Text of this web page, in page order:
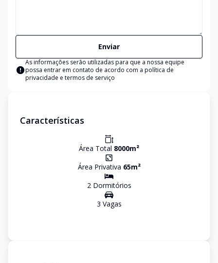
Enviar
As informações serão utilizadas para que a nossa equipe
possa entrar em contato de acordo com a política de
privacidade e termos de serviço
Características
Área Total 8000m²
Área Privativa 65m²
2Dormitórios
3 Vagas